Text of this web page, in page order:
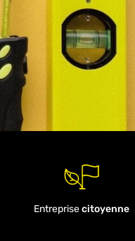
Entreprisecitoyenne